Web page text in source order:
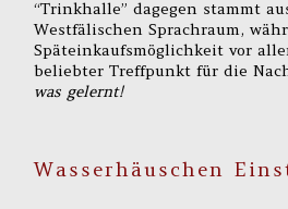
“Trinkhalle” dagegen stammt
Westfälischen Sprachraum,
Späteinkaufsmöglichkeit vor
beliebter Treffpunkt für die
was gelernt!
Wasserhäuschen